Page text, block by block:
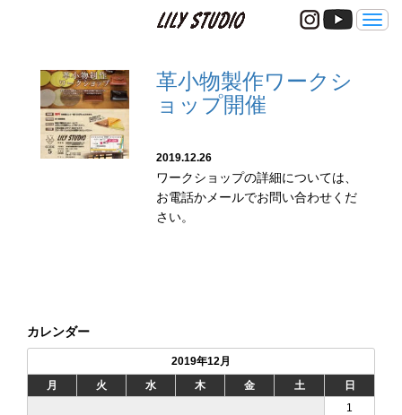
メ
ニ
革小物製作ワークシ
ョップ開催
2019.12.26
ワークショップの詳細については、
お電話かメールでお問い合わせくだ
さい。
カレンダー
2019年12月
月
火 水 木 金 土
日
1